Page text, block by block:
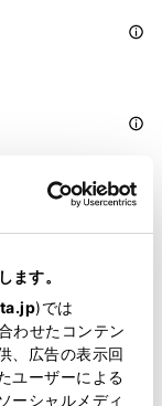
ます。
)では
わせたコンテン
、広告の表示回
ユーザーによる
ーシャルメディ
合があります。
しない場合があり
さい。
めのものです。機